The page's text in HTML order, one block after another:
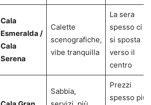
Cala
Esmeralda /
Cala
Serena
Calette
scenografiche,
vibe tranquilla
La sera
spesso ci
si sposta
verso il
centro
Sabbia,
Prezzi
spesso più